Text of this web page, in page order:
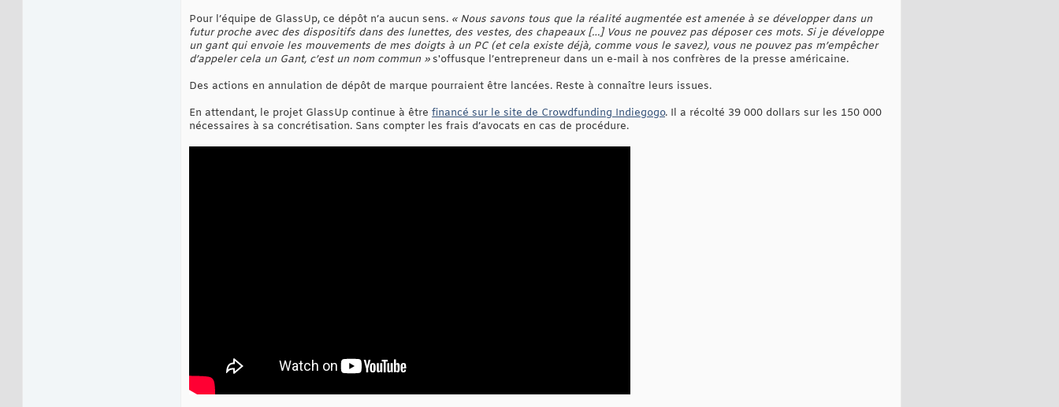
Pour l’équipe de GlassUp, ce dépôt n’a aucun sens. « Nous savons tous que la réalité augmentée est amenée à se développer dans un
futur proche avec des dispositifs dans des lunettes, des vestes, des chapeaux […] Vous ne pouvez pas déposer ces mots. Si je développe
un gant qui envoie les mouvements de mes doigts à un PC (et cela existe déjà, comme vous le savez), vous ne pouvez pas m’empêcher
d’appeler cela un Gant, c’est un nom commun »s'offusque l’entrepreneur dans un e-mail à nos confrères de la presse américaine.
Des actions en annulation de dépôt de marque pourraient être lancées. Reste à connaître leurs issues.
En attendant, le projet GlassUp continue à être financé sur le site de Crowdfunding Indiegogo. Il a récolté 39 000 dollars sur les 150 000
nécessaires à sa concrétisation. Sans compter les frais d’avocats en cas de procédure.